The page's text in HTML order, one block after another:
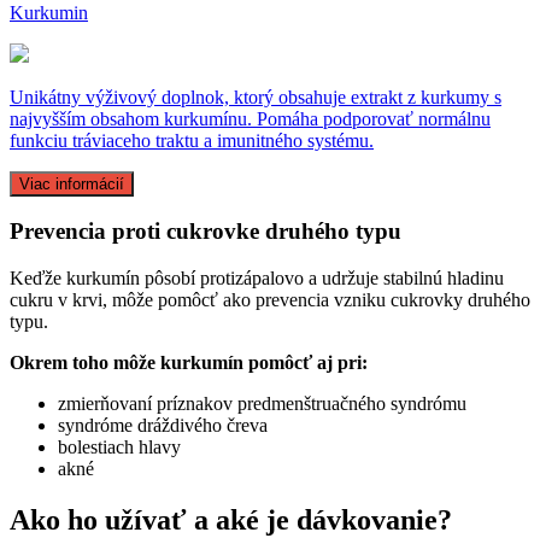
Kurkumin
Unikátny výživový doplnok, ktorý obsahuje extrakt z kurkumy s
najvyšším obsahom kurkumínu. Pomáha podporovať normálnu
funkciu tráviaceho traktu a imunitného systému.
Viac informácií
Prevencia proti cukrovke druhého typu
Keďže kurkumín pôsobí protizápalovo a udržuje stabilnú hladinu
cukru v krvi, môže pomôcť ako prevencia vzniku cukrovky druhého
typu.
Okrem toho môže kurkumín pomôcť aj pri:
zmierňovaní príznakov predmenštruačného syndrómu
syndróme dráždivého čreva
bolestiach hlavy
akné
Ako ho užívať a aké je dávkovanie?